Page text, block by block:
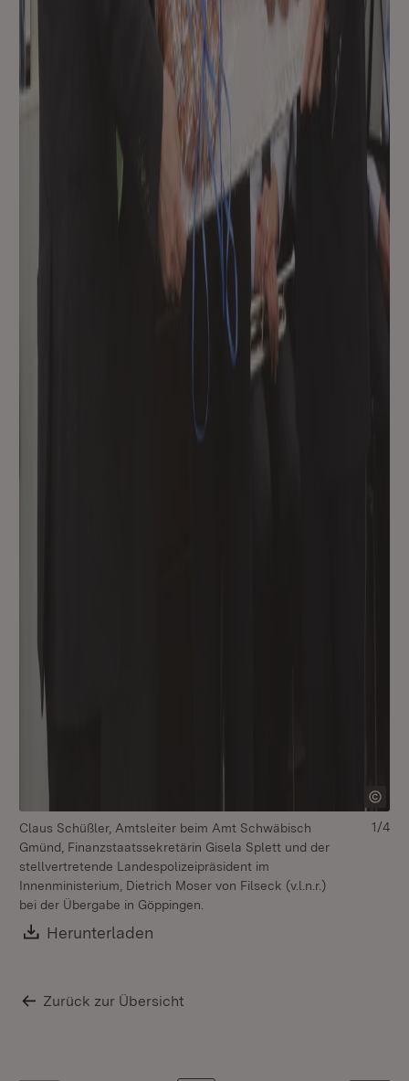
Claus Schüßler, Amtsleiter beim Amt Schwäbisch
Gmünd, Finanzstaatssekretärin Gisela Splett und der
stellvertretende Landespolizeipräsident im
Innenministerium, Dietrich Moser von Filseck (v.l.n.r.)
bei der Übergabe in Göppingen.
Download:
Herunterladen
1/4
Zurück zur Übersicht